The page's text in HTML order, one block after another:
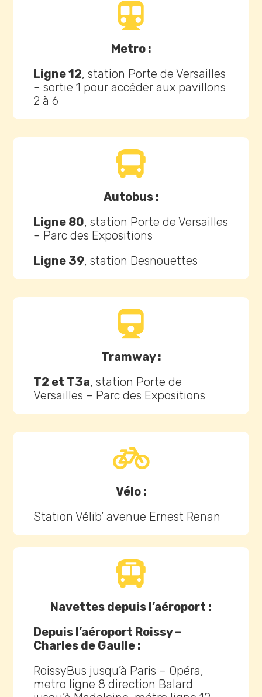

Metro :
Ligne 12, station Porte de Versailles
– sortie 1 pour accéder aux pavillons
2 à 6

Autobus :
Ligne 80, station Porte de Versailles
– Parc des Expositions
Ligne 39, station Desnouettes

Tramway :
T2 et T3a, station Porte de
Versailles – Parc des Expositions

Vélo :
Station Vélib’ avenue Ernest Renan

Navettes depuis l’aéroport :
Depuis l’aéroport Roissy –
Charles de Gaulle :
RoissyBus jusqu’à Paris – Opéra,
metro ligne 8 direction Balard